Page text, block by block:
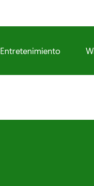
Entretenimiento